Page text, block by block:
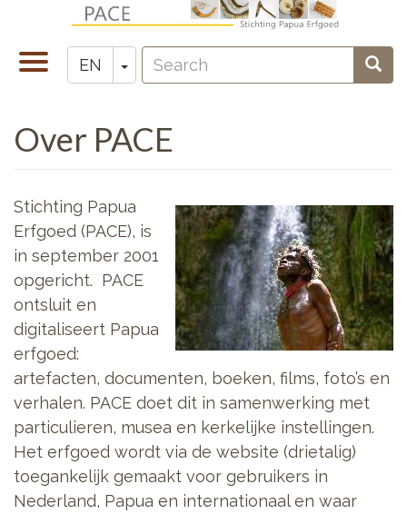
mainToggle
navigation
EN Toggle Dropdown
Zoeken
Search
Over PACE
Stichting Papua
Erfgoed (PACE), is
in september 2001
opgericht. PACE
ontsluit en
digitaliseert Papua
erfgoed:
artefacten, documenten, boeken, films, foto’s en
verhalen. PACE doet dit in samenwerking met
particulieren, musea en kerkelijke instellingen.
Het erfgoed wordt via de website (drietalig)
toegankelijk gemaakt voor gebruikers in
Nederland, Papua en internationaal en waar